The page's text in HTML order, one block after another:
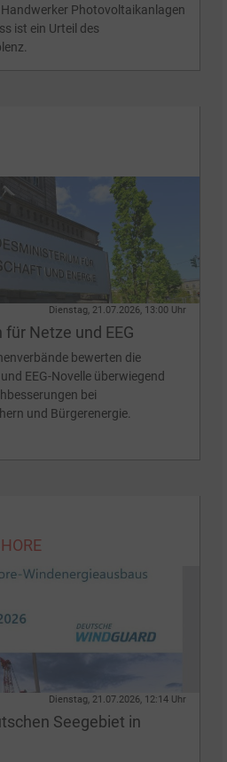
Photovoltaikanlagen
ist ein Urteil des
Dienstag, 21.07.2026, 13:00 Uhr
Netze und EEG
bewerten die
EEG-Novelle überwiegend
bei
und Bürgerenergie.
Dienstag, 21.07.2026, 12:14 Uhr
Seegebiet in